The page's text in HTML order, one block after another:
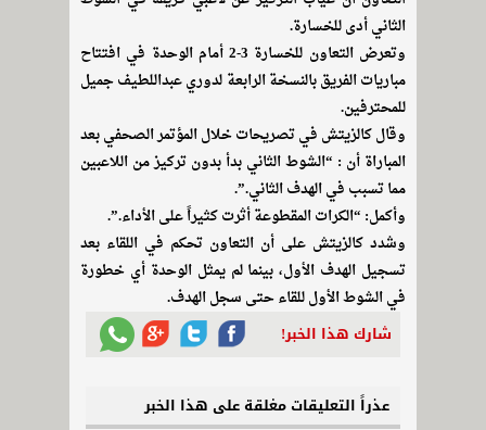
الثاني أدى للخسارة.
وتعرض التعاون للخسارة 3-2 أمام الوحدة في افتتاح
مباريات الفريق بالنسخة الرابعة لدوري عبداللطيف جميل
للمحترفين.
وقال كالزيتش في تصريحات خلال المؤتمر الصحفي بعد
المباراة أن : “الشوط الثاني بدأ بدون تركيز من اللاعبين
مما تسبب في الهدف الثاني.”.
وأكمل: “الكرات المقطوعة أثرت كثيراً على الأداء.”.
وشدد كالزيتش على أن التعاون تحكم في اللقاء بعد
تسجيل الهدف الأول، بينما لم يمثل الوحدة أي خطورة
في الشوط الأول للقاء حتى سجل الهدف.
شارك هذا الخبر!
عذراً التعليقات مغلقة على هذا الخبر